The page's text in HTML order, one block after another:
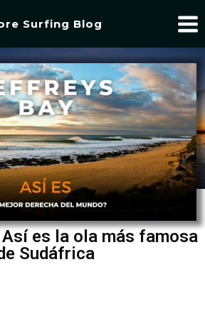
Surfing Blog
es la ola más famosa
Sudáfrica